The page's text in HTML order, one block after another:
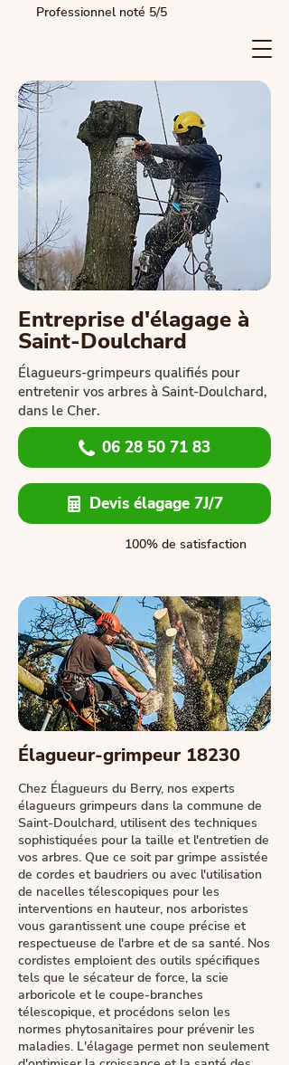
Professionnel noté 5/5
Entreprise d'élagage à
Saint-Doulchard
Élagueurs-grimpeurs qualifiés pour
entretenir vos arbres à Saint-Doulchard,
dans le Cher.
06 28 50 71 83
Devis élagage 7J/7
100% de satisfaction
Élagueur-grimpeur 18230
Chez Élagueurs du Berry, nos experts
élagueurs grimpeurs dans la commune de
Saint-Doulchard, utilisent des techniques
sophistiquées pour la taille et l'entretien de
vos arbres. Que ce soit par grimpe assistée
de cordes et baudriers ou avec l'utilisation
de nacelles télescopiques pour les
interventions en hauteur, nos arboristes
vous garantissent une coupe précise et
respectueuse de l'arbre et de sa santé. Nos
cordistes emploient des outils spécifiques
tels que le sécateur de force, la scie
arboricole et le coupe-branches
télescopique, et procédons selon les
normes phytosanitaires pour prévenir les
maladies. L'élagage permet non seulement